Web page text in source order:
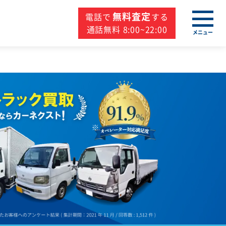
電話で 無料査定する
通話無料 8:00~22:00
メニュー